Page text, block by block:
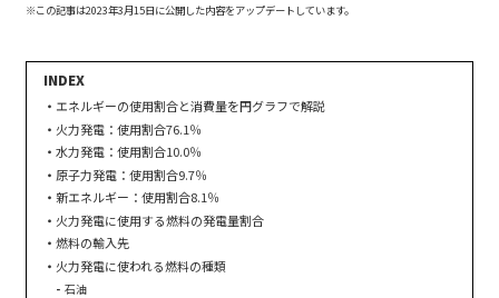
※この記事は2023年3月15日に公開した内容をアップデートしています。
エネルギーの使用割合と消費量を円グラフで解説
火力発電：使用割合76.1％
水力発電：使用割合10.0％
原子力発電：使用割合9.7％
新エネルギー：使用割合8.1％
火力発電に使用する燃料の発電量割合
燃料の輸入先
火力発電に使われる燃料の種類
石油